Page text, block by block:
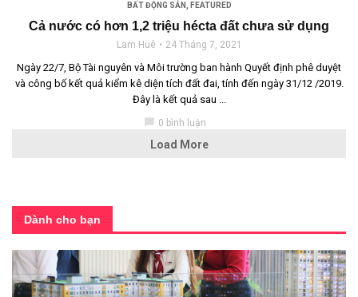
BẤT ĐỘNG SẢN FEATURED
Cả nước có hơn 1,2 triệu hécta đất chưa sử dụng
Lam Huê 24 Tháng 7, 2021
Ngày 22/7, Bộ Tài nguyên và Môi trường ban hành Quyết định phê duyệt
và công bố kết quả kiểm kê diện tích đất đai, tính đến ngày 31/12 /2019.
Đây là kết quả sau ...
chat_bubble 0 bình luận
Load More
Dành cho bạn